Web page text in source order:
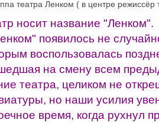
театра Ленком ( в центре режиссёр
носит название "Ленком".
появилось не
воспользовалась
на смену всем
театра, целиком не
но наши усилия
время, когда рухнул